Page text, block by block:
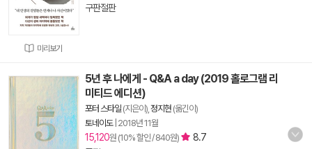
미리보기
구판절판
5년 후 나에게 - Q&A a day (2019 홀로그램 리
미티드 에디션)
포터 스타일 (지은이), 정지현 (옮긴이)
토네이도| 2018년 11월
15,120원 (10% 할인 / 840원)
8.7